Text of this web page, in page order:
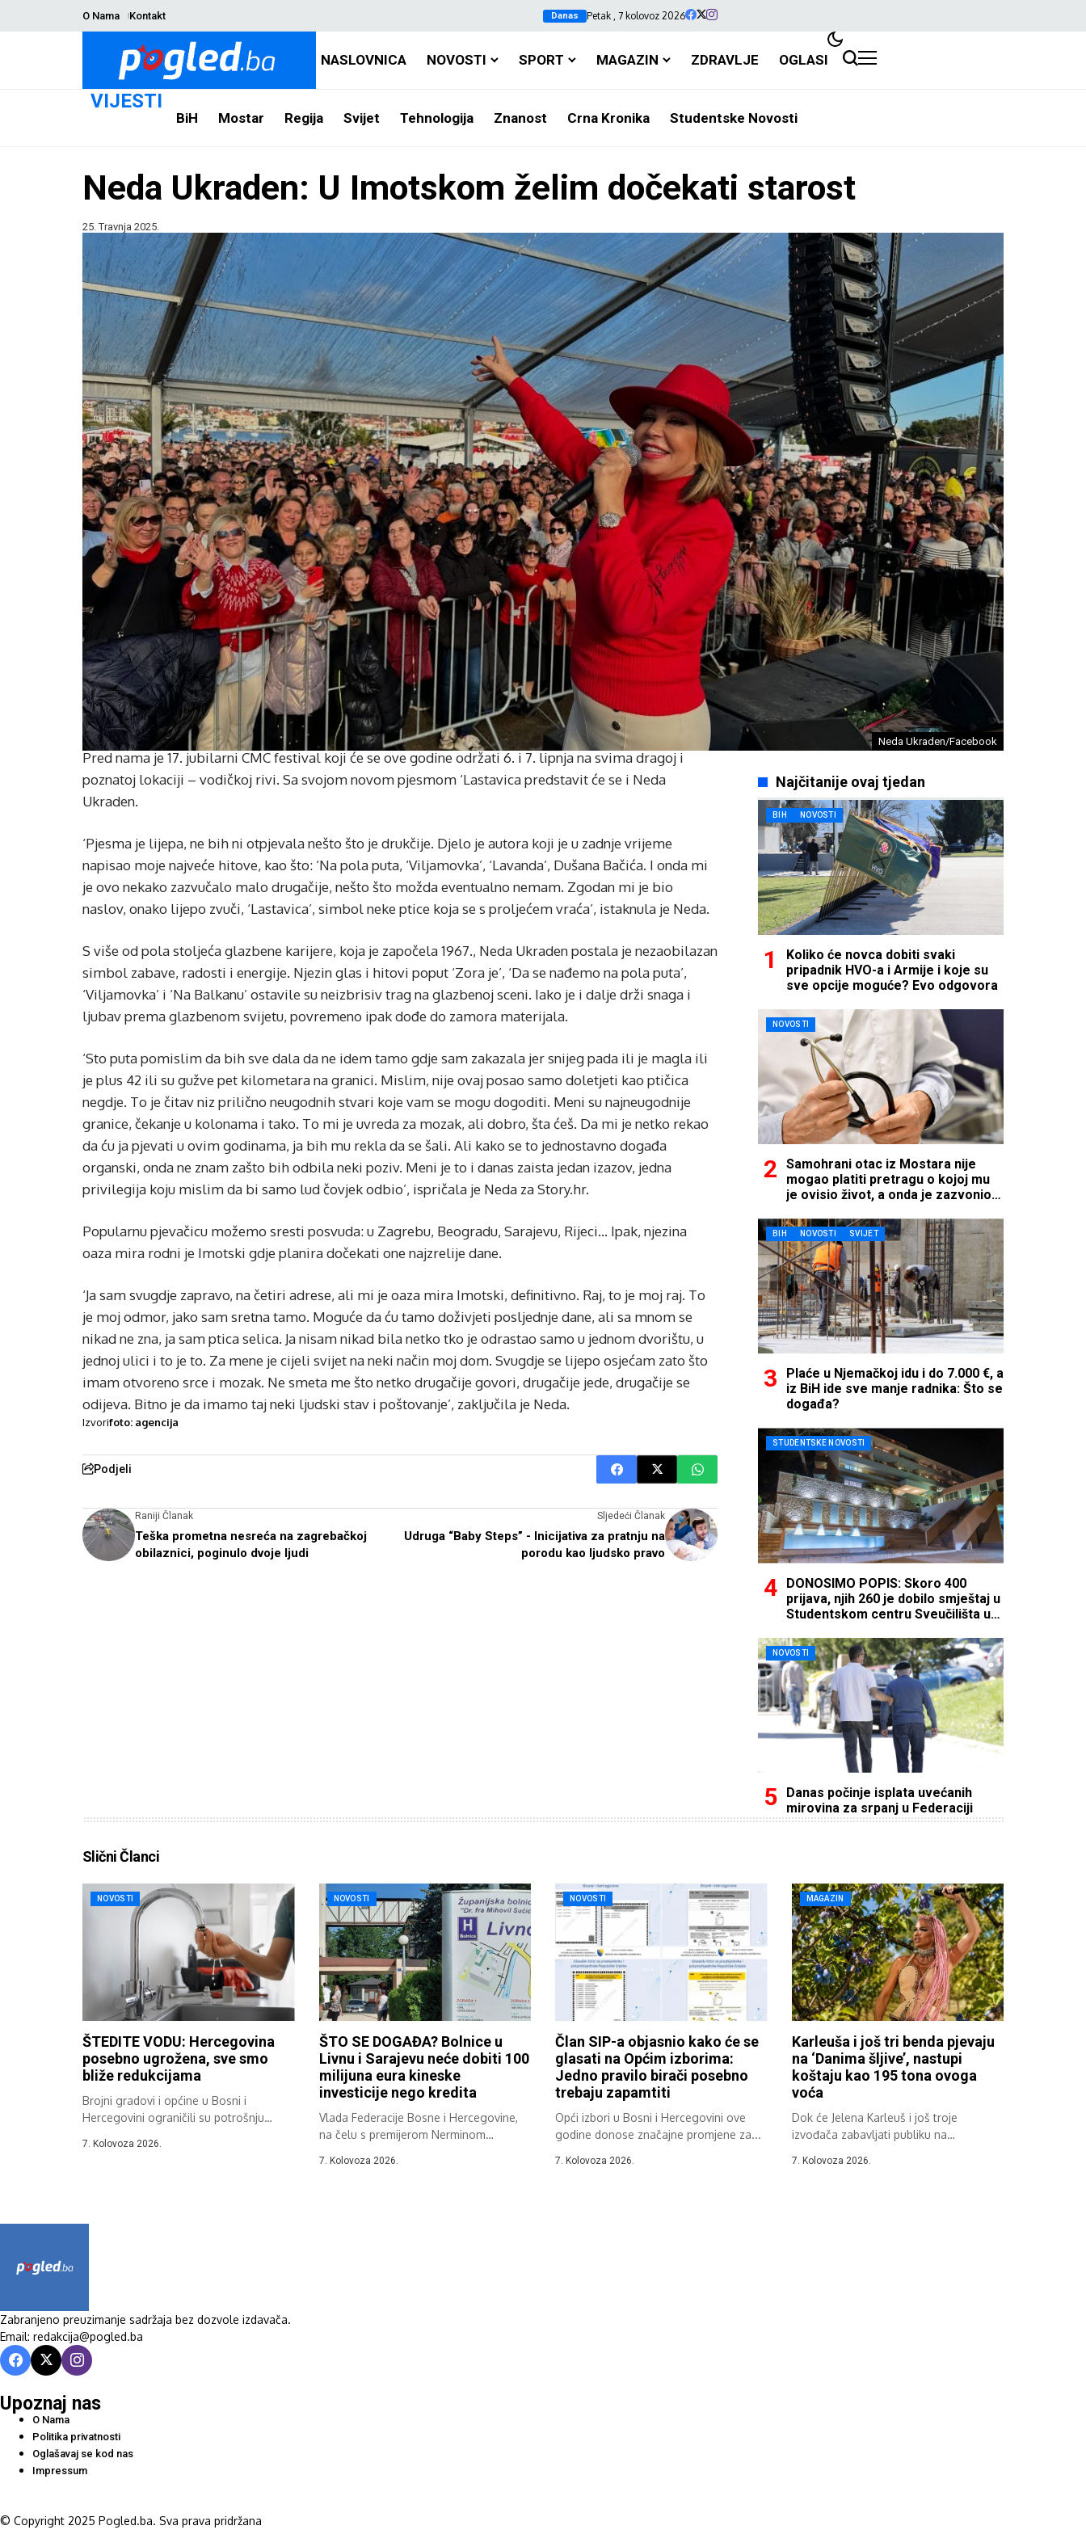
O Nama Kontakt Danas Petak , 7 kolovoz 2026
NASLOVNICA NOVOSTI SPORT MAGAZIN ZDRAVLJE OGLASI
VIJESTI
BiH Mostar Regija Svijet Tehnologija Znanost Crna Kronika Studentske Novosti
Neda Ukraden: U Imotskom želim dočekati starost
25. Travnja 2025.
Neda Ukraden/Facebook
Pred nama je 17. jubilarni CMC festival koji će se ove godine održati 6. i 7. lipnja na svima dragoj i
poznatoj lokaciji – vodičkoj rivi. Sa svojom novom pjesmom ‘Lastavica predstavit će se i Neda
Ukraden.
‘Pjesma je lijepa, ne bih ni otpjevala nešto što je drukčije. Djelo je autora koji je u zadnje vrijeme
napisao moje najveće hitove, kao što: ‘Na pola puta, ‘Viljamovka’, ‘Lavanda’, Dušana Bačića. I onda mi
je ovo nekako zazvučalo malo drugačije, nešto što možda eventualno nemam. Zgodan mi je bio
naslov, onako lijepo zvuči, ‘Lastavica’, simbol neke ptice koja se s proljećem vraća’, istaknula je Neda.
S više od pola stoljeća glazbene karijere, koja je započela 1967., Neda Ukraden postala je nezaobilazan
simbol zabave, radosti i energije. Njezin glas i hitovi poput ‘Zora je’, ‘Da se nađemo na pola puta’,
‘Viljamovka’ i ‘Na Balkanu’ ostavile su neizbrisiv trag na glazbenoj sceni. Iako je i dalje drži snaga i
ljubav prema glazbenom svijetu, povremeno ipak dođe do zamora materijala.
‘Sto puta pomislim da bih sve dala da ne idem tamo gdje sam zakazala jer snijeg pada ili je magla ili
je plus 42 ili su gužve pet kilometara na granici. Mislim, nije ovaj posao samo doletjeti kao ptičica
negdje. To je čitav niz prilično neugodnih stvari koje vam se mogu dogoditi. Meni su najneugodnije
granice, čekanje u kolonama i tako. To mi je uvreda za mozak, ali dobro, šta ćeš. Da mi je netko rekao
da ću ja pjevati u ovim godinama, ja bih mu rekla da se šali. Ali kako se to jednostavno događa
organski, onda ne znam zašto bih odbila neki poziv. Meni je to i danas zaista jedan izazov, jedna
privilegija koju mislim da bi samo lud čovjek odbio’, ispričala je Neda za Story.hr.
Popularnu pjevačicu možemo sresti posvuda: u Zagrebu, Beogradu, Sarajevu, Rijeci… Ipak, njezina
oaza mira rodni je Imotski gdje planira dočekati one najzrelije dane.
‘Ja sam svugdje zapravo, na četiri adrese, ali mi je oaza mira Imotski, definitivno. Raj, to je moj raj. To
je moj odmor, jako sam sretna tamo. Moguće da ću tamo doživjeti posljednje dane, ali sa mnom se
nikad ne zna, ja sam ptica selica. Ja nisam nikad bila netko tko je odrastao samo u jednom dvorištu, u
jednoj ulici i to je to. Za mene je cijeli svijet na neki način moj dom. Svugdje se lijepo osjećam zato što
imam otvoreno srce i mozak. Ne smeta me što netko drugačije govori, drugačije jede, drugačije se
odijeva. Bitno je da imamo taj neki ljudski stav i poštovanje’, zaključila je Neda.
Izvorifoto: agencija
Podjeli
Raniji Članak
Teška prometna nesreća na zagrebačkoj
obilaznici, poginulo dvoje ljudi
Sljedeći Članak
Udruga “Baby Steps” - Inicijativa za pratnju na
porodu kao ljudsko pravo
Najčitanije ovaj tjedan
BIH NOVOSTI
Koliko će novca dobiti svaki
pripadnik HVO-a i Armije i koje su
sve opcije moguće? Evo odgovora
NOVOSTI
Samohrani otac iz Mostara nije
mogao platiti pretragu o kojoj mu
je ovisio život, a onda je zazvonio
BIH NOVOSTI SVIJET
Plaće u Njemačkoj idu i do 7.000 €, a
iz BiH ide sve manje radnika: Što se
događa?
STUDENTSKE NOVOSTI
DONOSIMO POPIS: Skoro 400
prijava, njih 260 je dobilo smještaj u
Studentskom centru Sveučilišta u
NOVOSTI
Danas počinje isplata uvećanih
mirovina za srpanj u Federaciji
Slični Članci
NOVOSTI
ŠTEDITE VODU: Hercegovina
posebno ugrožena, sve smo
bliže redukcijama
Brojni gradovi i općine u Bosni i
Hercegovini ograničili su potrošnju
7. Kolovoza 2026.
NOVOSTI
ŠTO SE DOGAĐA? Bolnice u
Livnu i Sarajevu neće dobiti 100
milijuna eura kineske
investicije nego kredita
Vlada Federacije Bosne i Hercegovine,
na čelu s premijerom Nerminom
7. Kolovoza 2026.
NOVOSTI
Član SIP-a objasnio kako će se
glasati na Općim izborima:
Jedno pravilo birači posebno
trebaju zapamtiti
Opći izbori u Bosni i Hercegovini ove
godine donose značajne promjene za...
7. Kolovoza 2026.
MAGAZIN
Karleuša i još tri benda pjevaju
na ‘Danima šljive’, nastupi
koštaju kao 195 tona ovoga
voća
Dok će Jelena Karleuš i još troje
izvođača zabavljati publiku na
7. Kolovoza 2026.
Zabranjeno preuzimanje sadržaja bez dozvole izdavača.
Email: redakcija@pogled.ba
Upoznaj nas
O Nama
Politika privatnosti
Oglašavaj se kod nas
Impressum
© Copyright 2025 Pogled.ba. Sva prava pridržana